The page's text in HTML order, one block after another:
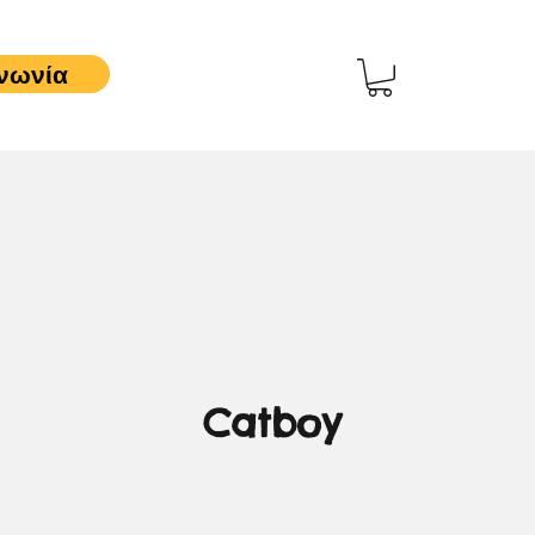
Catboy